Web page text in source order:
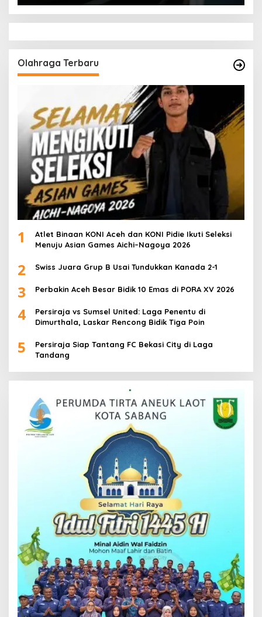
Olahraga Terbaru
1
Atlet Binaan KONI Aceh dan KONI Pidie Ikuti Seleksi
Menuju Asian Games Aichi–Nagoya 2026
2 Swiss Juara Grup B Usai Tundukkan Kanada 2-1
3 Perbakin Aceh Besar Bidik 10 Emas di PORA XV 2026
4
Persiraja vs Sumsel United: Laga Penentu di
Dimurthala, Laskar Rencong Bidik Tiga Poin
5
Persiraja Siap Tantang FC Bekasi City di Laga
Tandang